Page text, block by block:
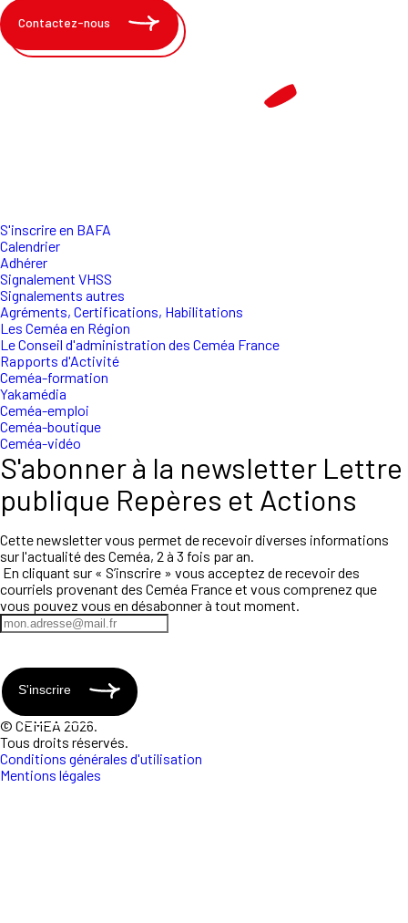
Contactez-nous
S'inscrire en BAFA
Calendrier
Adhérer
Signalement VHSS
Signalements autres
Agréments, Certifications, Habilitations
Les Ceméa en Région
Le Conseil d'administration des Ceméa France
Rapports d'Activité
Ceméa-formation
Yakamédia
Ceméa-emploi
Ceméa-boutique
Ceméa-vidéo
S'abonner à la newsletter Lettre
publique Repères et Actions
Cette newsletter vous permet de recevoir diverses informations
sur l'actualité des Ceméa, 2 à 3 fois par an.
En cliquant sur « S’inscrire » vous acceptez de recevoir des
courriels provenant des Ceméa France et vous comprenez que
vous pouvez vous en désabonner à tout moment.
S'inscrire
© CEMEA 2026.
Tous droits réservés.
Conditions générales d'utilisation
Mentions légales